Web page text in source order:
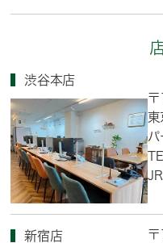
渋谷本店
東
新宿店